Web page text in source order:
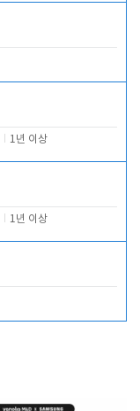
1년 이상
1년 이상